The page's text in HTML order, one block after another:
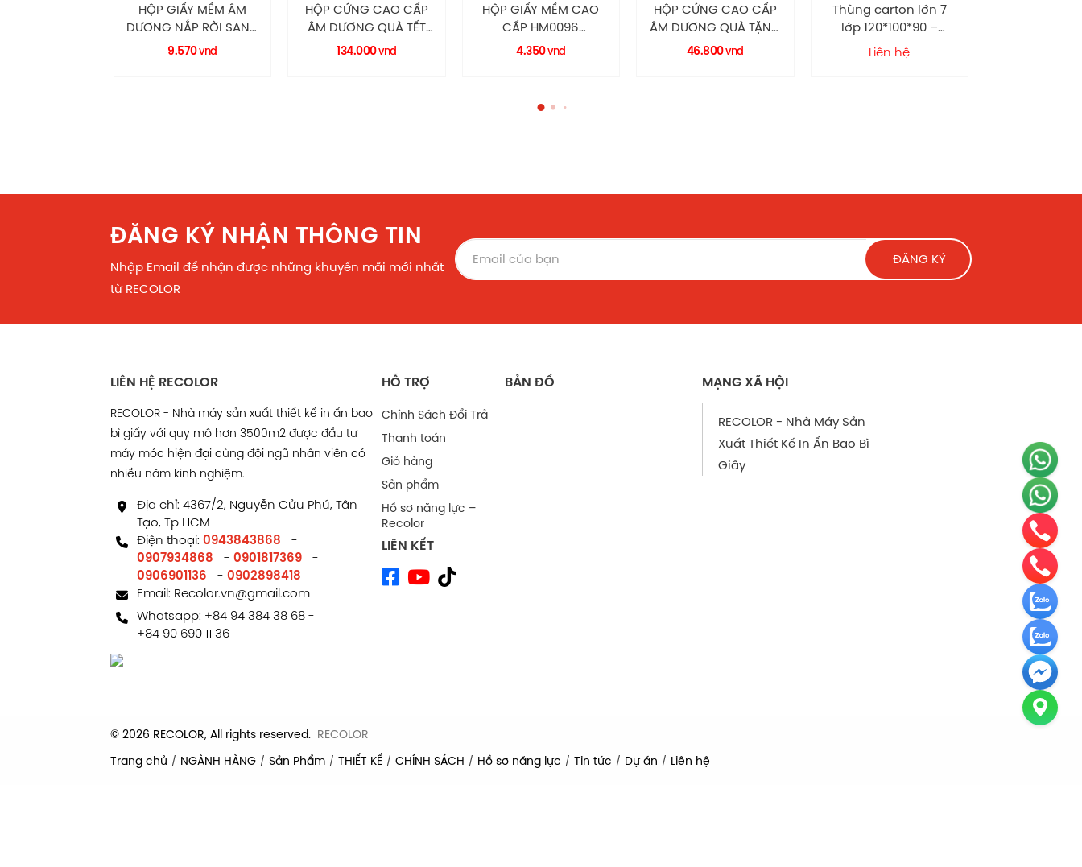
HỘP GIẤY MỀM ÂM
DƯƠNG NẮP RỜI SANG
TRỌNG HM0045
9.570vnd
HỘP CỨNG CAO CẤP
ÂM DƯƠNG QUÀ TẾT
HC0181 RECOLOR
134.000vnd
HỘP GIẤY MỀM CAO
CẤP HM0096
RECOLOR
4.350vnd
HỘP CỨNG CAO CẤP
ÂM DƯƠNG QUÀ TẶNG
HC0163 RECOLOR
46.800vnd
Thùng carton lớn 7
lớp 120*100*90 –
TC065
Liên hệ
ĐĂNG KÝ NHẬN THÔNG TIN
Nhập Email để nhận được những khuyến mãi mới nhất
từ RECOLOR
ĐĂNG KÝ
LIÊN HỆ RECOLOR
RECOLOR - Nhà máy sản xuất thiết kế in ấn bao
bì giấy với quy mô hơn 3500m2 được đầu tư
máy móc hiện đại cùng đội ngũ nhân viên có
nhiều năm kinh nghiệm.
Địa chỉ: 4367/2, Nguyễn Cửu Phú, Tân
Tạo, Tp HCM
Điện thoại: 0943843868
-
0907934868
- 0901817369
-
0906901136
- 0902898418
Email: Recolor.vn@gmail.com
Whatsapp: +84 94 384 38 68-
+84 90 690 11 36
HỖ TRỢ
Chính Sách Đổi Trả
Thanh toán
Giỏ hàng
Sản phẩm
Hồ sơ năng lực –
Recolor
LIÊN KẾT
BẢN ĐỒ MẠNG XÃ HỘI
© 2026 RECOLOR, All rights reserved. RECOLOR
Trang chủ
NGÀNH HÀNG Sản Phẩm THIẾT KẾ CHÍNH SÁCH Hồ sơ năng lực Tin tức Dự án Liên hệ